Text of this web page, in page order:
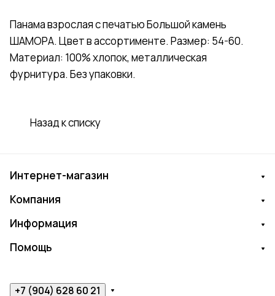
Панама взрослая с печатью Большой камень
ШАМОРА. Цвет в ассортименте. Размер: 54-60.
Материал: 100% хлопок, металлическая
фурнитура. Без упаковки.
Назад к списку
Интернет-магазин
Компания
Информация
Помощь
+7 (904) 628 60 21